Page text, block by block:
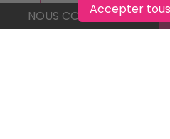
VOIR LE SITE
NOUS CONTACTER
Accepter